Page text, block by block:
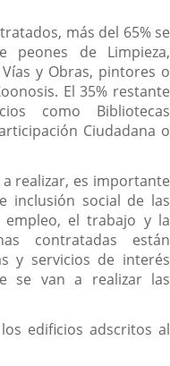
más del 65% se
peones de Limpieza,
y Obras, pintores o
El 35% restante
como Bibliotecas
Ciudadana o
realizar, es importante
inclusión social de las
empleo, el trabajo y la
contratadas están
y servicios de interés
se van a realizar las
edificios adscritos al